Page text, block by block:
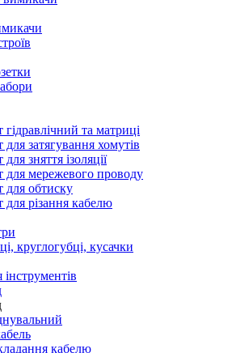
гідравлічний та матриці
для затягування хомутів
зняття ізоляції
для мережевого проводу
для обтиску
для різання кабелю
круглогубці, кусачки
кабелю